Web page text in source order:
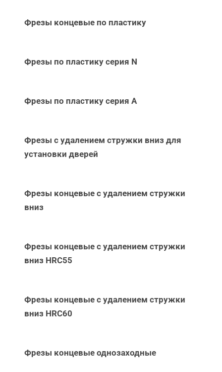
Фрезы концевые по пластику
Фрезы по пластику серия N
Фрезы по пластику серия А
Фрезы с удалением стружки вниз для
установки дверей
Фрезы концевые с удалением стружки
вниз
Фрезы концевые с удалением стружки
вниз НRC55
Фрезы концевые с удалением стружки
вниз НRC60
Фрезы концевые однозаходные